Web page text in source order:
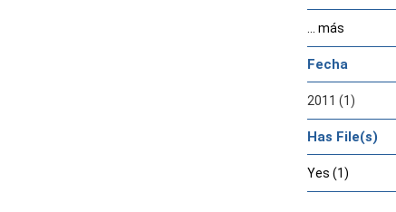
... más
Fecha
2011 (1)
Has File(s)
Yes (1)